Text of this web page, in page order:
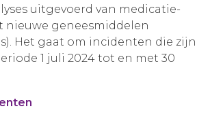
uitgevoerd van medicatie-
nieuwe geneesmiddelen
Het gaat om incidenten die zijn
1 juli 2024 tot en met 30